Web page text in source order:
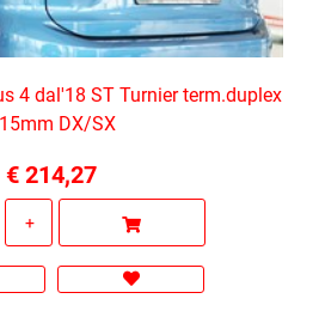
4 dal'18 ST Turnier term.duplex
DX/SX
€ 214,27